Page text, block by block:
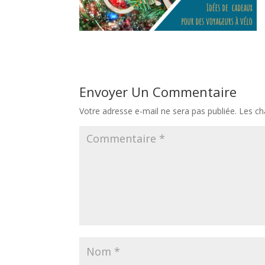
Envoyer Un Commentaire
Votre adresse e-mail ne sera pas publiée. Les